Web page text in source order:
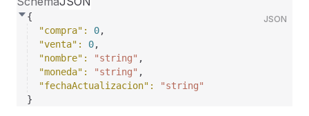
JSON
{
"compra" : 0,
"venta" : 0,
"nombre" : "string" ,
"moneda" : "string" ,
"fechaActualizacion" :
"string"
}